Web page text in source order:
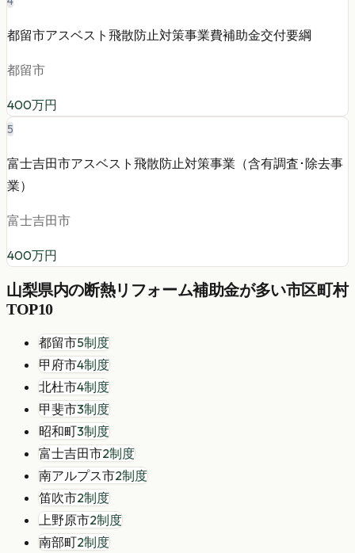
都留市アスベスト飛散防止対策事業費補助金交付要綱
都留市
400万円
5
富士吉田市アスベスト飛散防止対策事業（含有調査･除去事
業）
富士吉田市
400万円
山梨県内の断熱リフォーム補助金が多い市区町村
TOP10
都留市5制度
甲府市4制度
北杜市4制度
甲斐市3制度
昭和町3制度
富士吉田市2制度
南アルプス市2制度
笛吹市2制度
上野原市2制度
南部町2制度